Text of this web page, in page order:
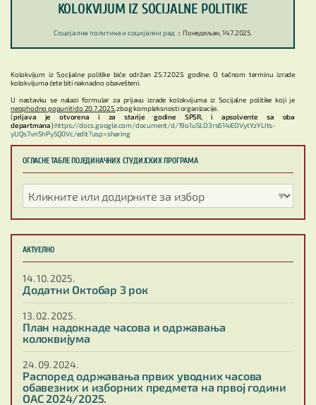
KOLOKVIJUM IZ SOCIJALNE POLITIKE
Социјална политика и социјални рад :: Понедељак, 14.7.2025.
Kolokvijum iz Socijalne politike biće održan 25.7.2025. godine. O tačnom terminu izrade
kolokvijuma ćete biti naknadno obavešteni.
U nastavku se nalazi formular za prijavu izrade kolokvijuma iz Socijalne politike koji je
neophodno popuniti do 20.7.2025. zbog kompleksnosti organizacije.
(prijava je otvorena i za starije godine SPSR, i apsolvente sa oba
departmana):https://docs.google.com/document/d/19o1uSLO3rs614iEOVytYzYLIts-
yUQs7vnShPy5Q0Vc/edit?usp=sharing
ОГЛАСНЕ ТАБЛЕ ПОЈЕДИНАЧНИХ СТУДИЈСКИХ ПРОГРАМА
АКТУЕЛНО
14. 10. 2025.
Додатни Октобар 3 рок
13. 02. 2025.
План надокнаде часова и одржавања
колоквијума
24. 09. 2024.
Распоред одржавања првих уводних часова
обавезних и изборних предмета на првој години
ОАС 2024/2025.